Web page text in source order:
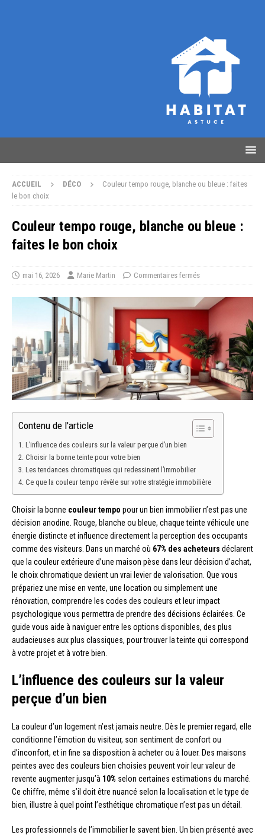
ACCUEIL DÉCO
Couleur tempo rouge, blanche ou bleue : faites
le bon choix
Couleur tempo rouge, blanche ou bleue :
faites le bon choix
mai 16, 2026 Marie Martin Commentaires fermés
Contenu de l'article
L’influence des couleurs sur la valeur perçue d’un bien
Choisir la bonne teinte pour votre bien
Les tendances chromatiques qui redessinent l’immobilier
Ce que la couleur tempo révèle sur votre stratégie immobilière
Choisir la bonne couleur tempo pour un bien immobilier n’est pas une
décision anodine. Rouge, blanche ou bleue, chaque teinte véhicule une
énergie distincte et influence directement la perception des occupants
comme des visiteurs. Dans un marché où 67% des acheteurs déclarent
que la couleur extérieure d’une maison pèse dans leur décision d’achat,
le choix chromatique devient un vrai levier de valorisation. Que vous
prépariez une mise en vente, une location ou simplement une
rénovation, comprendre les codes des couleurs et leur impact
psychologique vous permettra de prendre des décisions éclairées. Ce
guide vous aide à naviguer entre les options disponibles, des plus
audacieuses aux plus classiques, pour trouver la teinte qui correspond
à votre projet et à votre bien.
L’influence des couleurs sur la valeur
perçue d’un bien
La couleur d’un logement n’est jamais neutre. Dès le premier regard, elle
conditionne l’émotion du visiteur, son sentiment de confort ou
d’inconfort, et in fine sa disposition à acheter ou à louer. Des maisons
peintes avec des couleurs bien choisies peuvent voir leur valeur de
revente augmenter jusqu’à 10% selon certaines estimations du marché.
Ce chiffre, même s’il doit être nuancé selon la localisation et le type de
bien, illustre à quel point l’esthétique chromatique n’est pas un détail.
Les professionnels de l’immobilier le savent bien. Un bien présenté avec